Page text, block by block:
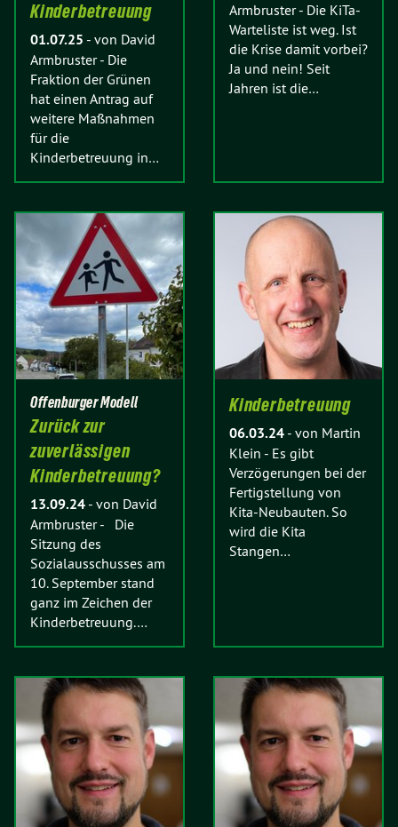
Kinderbetreuung
01.07.25 - von David
Armbruster- Die
Fraktion der Grünen
hat einen Antrag auf
weitere Maßnahmen
für die
Kinderbetreuung in…
Armbruster- Die KiTa-
Warteliste ist weg. Ist
die Krise damit vorbei?
Ja und nein! Seit
Jahren ist die…
Offenburger Modell
Zurück zur
zuverlässigen
Kinderbetreuung?
13.09.24 - von David
Armbruster-
Die
Sitzung des
Sozialausschusses am
10. September stand
ganz im Zeichen der
Kinderbetreuung.…
Kinderbetreuung
06.03.24 - von Martin
Klein - Es gibt
Verzögerungen bei der
Fertigstellung von
Kita-Neubauten. So
wird die Kita
Stangen…